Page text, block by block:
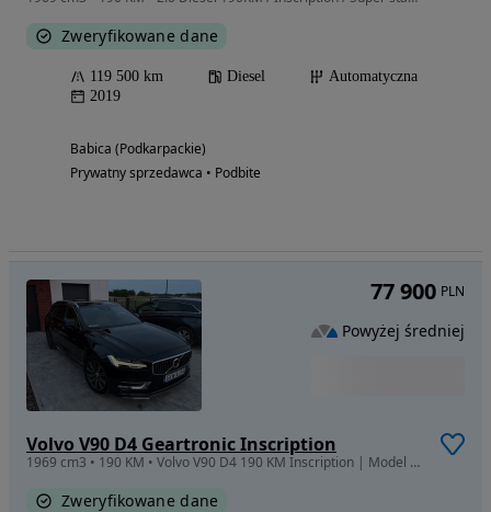
Zweryfikowane dane
119 500 km Diesel
Automatyczna
2019
Babica (Podkarpackie)
Prywatny sprzedawca • Podbite
Volvo V90 D4 Geartronic Inscription
1969 cm3 • 190 KM • Volvo V90 D4 190 KM Inscription | Model 2018 | Bowers & Wilkins | Pneu
Zweryfikowane dane
77 900 PLN
Powyżej średniej